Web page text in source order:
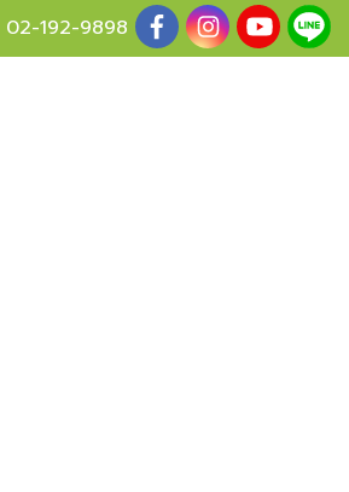
02-192-9898